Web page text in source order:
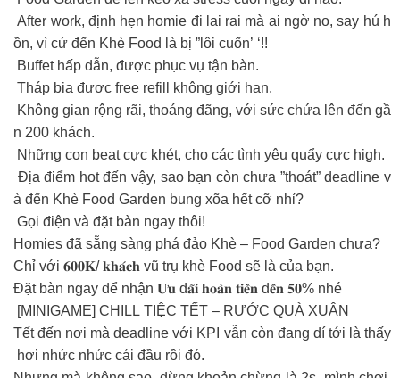
After work, định hẹn homie đi lai rai mà ai ngờ no, say hú h
ồn, vì cứ đến Khè Food là bị ”lôi cuốn’ ‘!!
Buffet hấp dẫn, được phục vụ tận bàn.
Tháp bia được free refill không giới hạn.
Không gian rộng rãi, thoáng đãng, với sức chứa lên đến gầ
n 200 khách.
Những con beat cực khét, cho các tình yêu quẩy cực high.
Địa điểm hot đến vậy, sao bạn còn chưa ”thoát” deadline v
à đến Khè Food Garden bung xõa hết cỡ nhỉ?
️ Gọi điện và đặt bàn ngay thôi!
Homies đã sẵng sàng phá đảo Khè – Food Garden chưa?
Chỉ với 𝟔𝟎𝟎𝐊/ 𝐤𝐡𝐚́𝐜𝐡 vũ trụ khè Food sẽ là của bạn.
Đặt bàn ngay để nhận 𝐔̛𝐮 đ𝐚̃𝐢 𝐡𝐨𝐚̀𝐧 𝐭𝐢𝐞̂̀𝐧 đ𝐞̂́𝐧 𝟓𝟎% nhé
[MINIGAME] CHILL TIỆC TẾT – RƯỚC QUÀ XUÂN
Tết đến nơi mà deadline với KPI vẫn còn đang dí tới là thấy
hơi nhức nhức cái đầu rồi đó.